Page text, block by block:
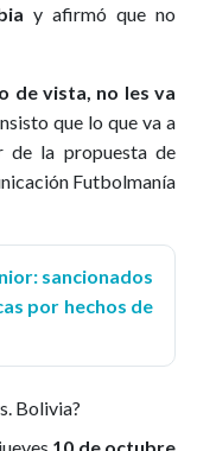
y afirmó que no
de vista, no les va
que lo que va a
de la propuesta de
Futbolmanía
sancionados
por hechos de
Bolivia?